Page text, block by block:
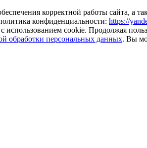
корректной работы сайта, а
конфиденциальности: https://
использованием cookie. Продолжая
обработки персональных данных. Вы